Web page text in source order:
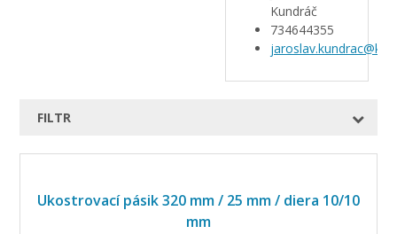
Kundráč
734644355
FILTR
Ukostrovací pásik 320 mm / 25 mm / diera 10/10
mm